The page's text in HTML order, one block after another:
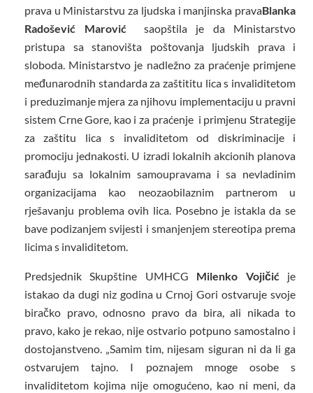
prava u Ministarstvu za ljudska i manjinska pravaBlanka
Radošević Marovićsaopštila je da Ministarstvo
pristupa sa stanovišta poštovanja ljudskih prava i
sloboda. Ministarstvo je nadležno za praćenje primjene
međunarodnih standarda za zaštititu lica s invaliditetom
i preduzimanje mjera za njihovu implementaciju u pravni
sistem Crne Gore, kao i za praćenje i primjenu Strategije
za zaštitu lica s invaliditetom od diskriminacije i
promociju jednakosti. U izradi lokalnih akcionih planova
sarađuju sa lokalnim samoupravama i sa nevladinim
organizacijama kao neozaobilaznim partnerom u
rješavanju problema ovih lica. Posebno je istakla da se
bave podizanjem svijesti i smanjenjem stereotipa prema
licima s invaliditetom.
Predsjednik Skupštine UMHCG Milenko Vojičićje
istakao da dugi niz godina u Crnoj Gori ostvaruje svoje
biračko pravo, odnosno pravo da bira, ali nikada to
pravo, kako je rekao, nije ostvario potpuno samostalno i
dostojanstveno. „Samim tim, nijesam siguran ni da li ga
ostvarujem tajno. I poznajem mnoge osobe s
invaliditetom kojima nije omogućeno, kao ni meni, da